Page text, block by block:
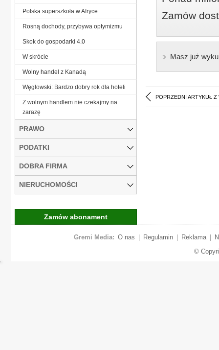
Zamów
Masz już
POPRZEDNI ARTYKUŁ Z
Polska superszkoła w Afryce
Rosną dochody, przybywa optymizmu
Skok do gospodarki 4.0
W skrócie
Wolny handel z Kanadą
Węgłowski: Bardzo dobry rok dla hoteli
Z wolnym handlem nie czekajmy na
zarazę
PRAWO
PODATKI
DOBRA FIRMA
NIERUCHOMOŚCI
Zamów abonament
Gremi Media: O nas Regulamin Reklama
©